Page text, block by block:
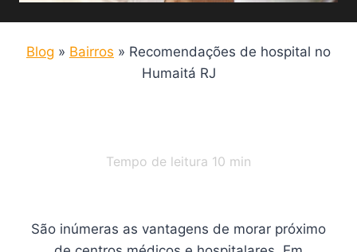
Blog » Bairros » Recomendações de hospital no
Humaitá RJ
Tempo de leitura 10 min
São inúmeras as vantagens de morar próximo